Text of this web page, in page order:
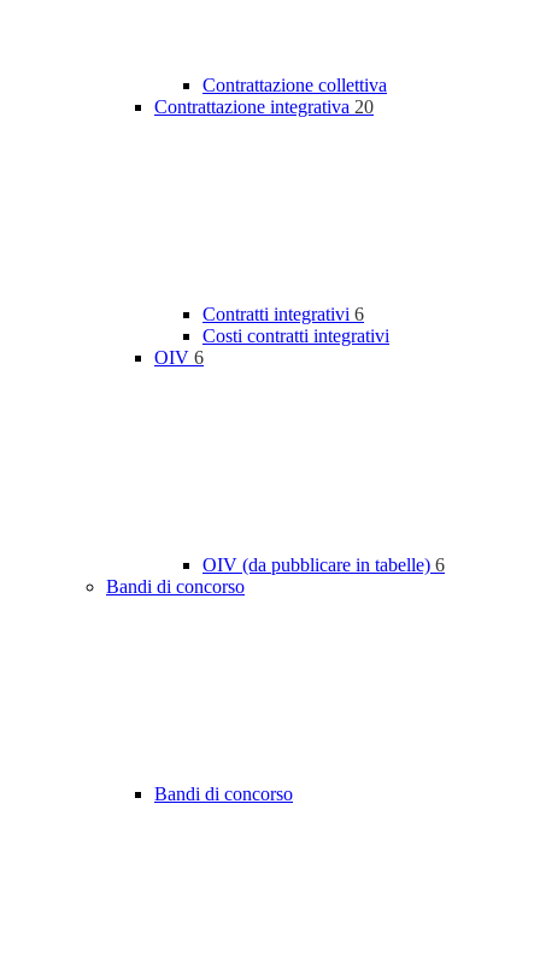
Contrattazione collettiva
Contrattazione integrativa 20
Contratti integrativi 6
Costi contratti integrativi
OIV 6
OIV (da pubblicare in tabelle) 6
Bandi di concorso
Bandi di concorso